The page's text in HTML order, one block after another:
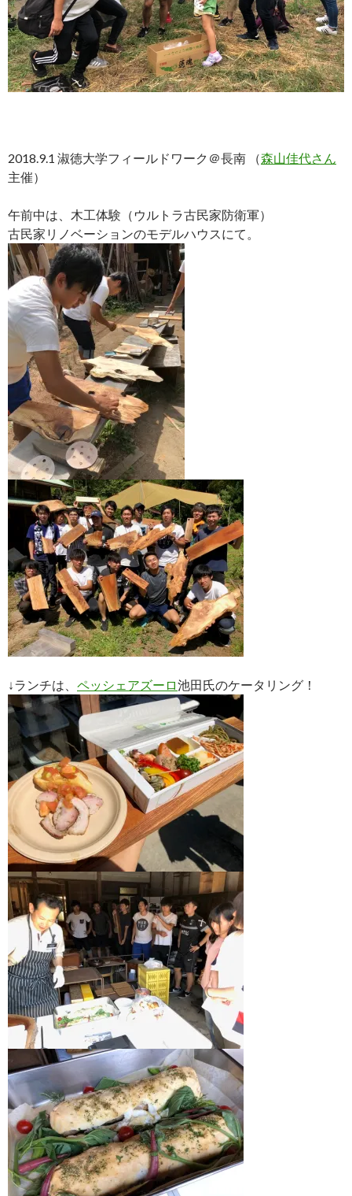
2018.9.1 淑徳大学フィールドワーク＠長南 （森山佳代さん
主催）
午前中は、木工体験（ウルトラ古民家防衛軍）
古民家リノベーションのモデルハウスにて。
↓ランチは、 ペッシェアズーロ池田氏のケータリング！